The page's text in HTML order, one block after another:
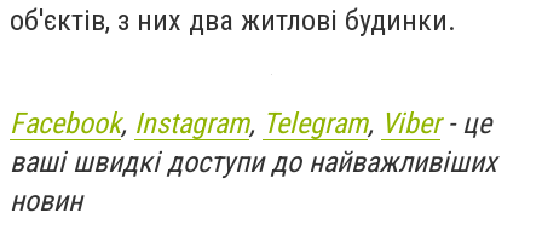
об'єктів, з них два житлові будинки.
Facebook, Instagram, Telegram, Viber- це
ваші швидкі доступи до найважливіших
новин